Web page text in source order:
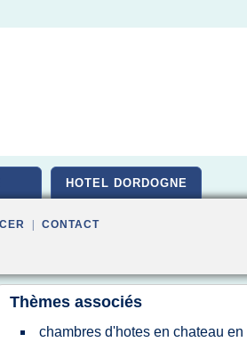
HOTEL DORDOGNE
CONTACT
Thèmes associés
chambres d'hotes en chateau en